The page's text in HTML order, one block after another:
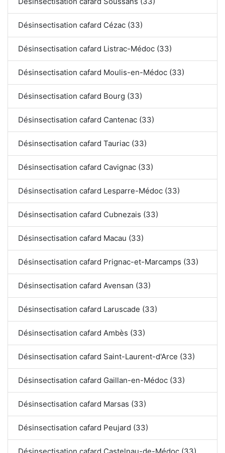
Désinsectisation cafard Cézac (33)
Désinsectisation cafard Listrac-Médoc (33)
Désinsectisation cafard Moulis-en-Médoc (33)
Désinsectisation cafard Bourg (33)
Désinsectisation cafard Cantenac (33)
Désinsectisation cafard Tauriac (33)
Désinsectisation cafard Cavignac (33)
Désinsectisation cafard Lesparre-Médoc (33)
Désinsectisation cafard Cubnezais (33)
Désinsectisation cafard Macau (33)
Désinsectisation cafard Prignac-et-Marcamps (33)
Désinsectisation cafard Avensan (33)
Désinsectisation cafard Laruscade (33)
Désinsectisation cafard Ambès (33)
Désinsectisation cafard Saint-Laurent-d'Arce (33)
Désinsectisation cafard Gaillan-en-Médoc (33)
Désinsectisation cafard Marsas (33)
Désinsectisation cafard Peujard (33)